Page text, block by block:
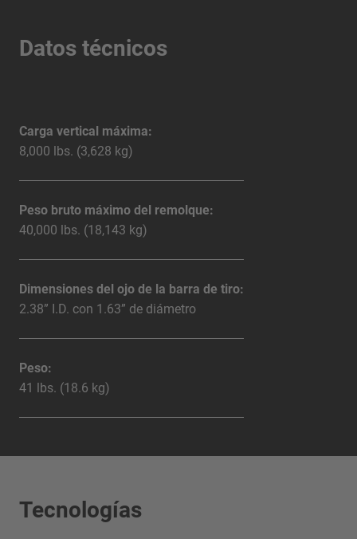
Datos técnicos
Carga vertical máxima:
8,000 lbs. (3,628 kg)
Peso bruto máximo del remolque:
40,000 lbs. (18,143 kg)
Dimensiones del ojo de la barra de tiro:
2.38” I.D. con 1.63” de diámetro
Peso:
41 lbs. (18.6 kg)
Tecnologías